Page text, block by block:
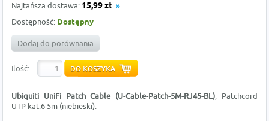
Najtańsza dostawa: 15,99 zł
Dostępność: Dostępny
Dodaj do porównania
Ilość:
Ubiquiti UniFi Patch Cable (U-Cable-Patch-5M-RJ45-BL), Patchcord
UTP kat.6 5m (niebieski).